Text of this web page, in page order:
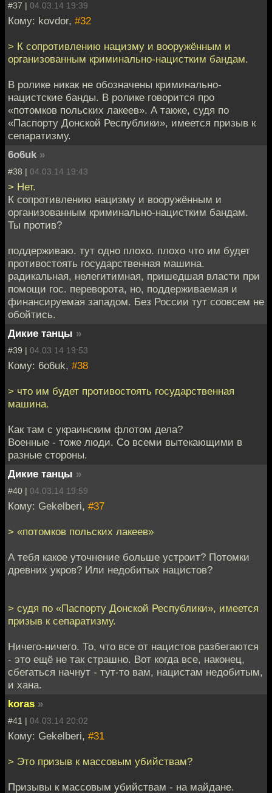
#37 | 04.03.14 19:39
Кому: kovdor, #32
> К сопротивлению нацизму и вооружённым и
организованным криминально-нацистким бандам.
В ролике никак не обозначены криминально-
нацистские банды. В ролике говорится про
«потомков польских лакеев». А также, судя по
«Паспорту Донской Республики», имеется призыв к
сепаратизму.
6o6uk »
#38 | 04.03.14 19:43
> Нет.
К сопротивлению нацизму и вооружённым и
организованным криминально-нацистким бандам.
Ты против?
поддерживаю. тут одно плохо. плохо что им будет
противостоять государственная машина.
радикальная, нелегитимная, пришедшая власти при
помощи гос. переворота, но, поддерживаемая и
финансируемая западом. Без России тут соовсем не
обойтись.
Дикие танцы »
#39 | 04.03.14 19:53
Кому: 6o6uk, #38
> что им будет противостоять государственная
машина.
Как там с украинским флотом дела?
Военные - тоже люди. Со всеми вытекающими в
разные стороны.
Дикие танцы »
#40 | 04.03.14 19:59
Кому: Gekelberi, #37
> «потомков польских лакеев»
А тебя какое уточнение больше устроит? Потомки
древних укров? Или недобитых нацистов?
> судя по «Паспорту Донской Республики», имеется
призыв к сепаратизму.
Ничего-ничего. То, что все от нацистов разбегаются
- это ещё не так страшно. Вот когда все, наконец,
сбегаться начнут - тут-то вам, нацистам недобитым,
и хана.
koras »
#41 | 04.03.14 20:02
Кому: Gekelberi, #31
> Это призыв к массовым убийствам?
Призывы к массовым убийствам - на майдане.